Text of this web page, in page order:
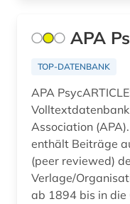
psychologie
ptsd (1)
APA
TOP-DATENBANK
APA
Association
enthält Beiträge
(peer reviewed)
Verlage/
ab 1894 bis in die